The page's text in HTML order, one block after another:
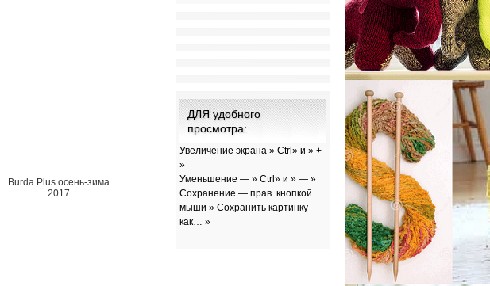
Burda Plus осень-зима
2017
ДЛЯ удобного
просмотра:
Увеличение экрана » Ctrl» и » +
»
Уменьшение — » Ctrl» и » — »
Сохранение — прав. кнопкой
мыши » Сохранить картинку
как… »